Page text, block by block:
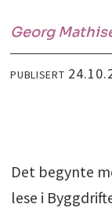
Georg
PUBLISERT
Det begynte
lese i